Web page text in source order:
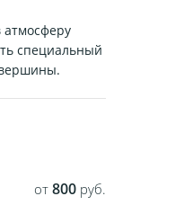
атмосферу
специальный
от 800 руб.